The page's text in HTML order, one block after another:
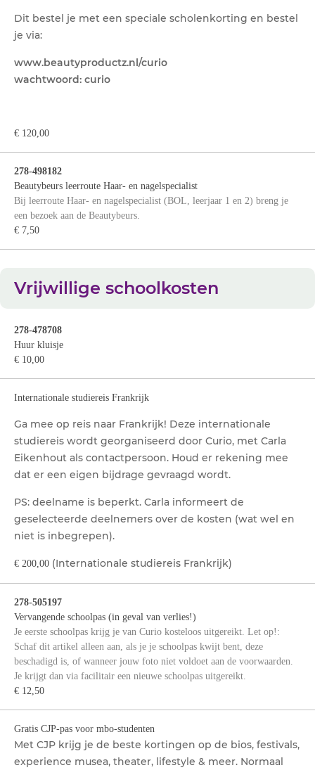
Dit bestel je met een speciale scholenkorting en bestel
je via:
www.beautyproductz.nl/curio
wachtwoord: curio
€ 120,00
278-498182
Beautybeurs leerroute Haar- en nagelspecialist
Bij leerroute Haar- en nagelspecialist (BOL, leerjaar 1 en 2) breng je
een bezoek aan de Beautybeurs.
€ 7,50
Vrijwillige schoolkosten
278-478708
Huur kluisje
€ 10,00
Internationale studiereis Frankrijk
Ga mee op reis naar Frankrijk! Deze internationale
studiereis wordt georganiseerd door Curio, met Carla
Eikenhout als contactpersoon. Houd er rekening mee
dat er een eigen bijdrage gevraagd wordt.
PS: deelname is beperkt. Carla informeert de
geselecteerde deelnemers over de kosten (wat wel en
niet is inbegrepen).
€ 200,00 (Internationale studiereis Frankrijk)
278-505197
Vervangende schoolpas (in geval van verlies!)
Je eerste schoolpas krijg je van Curio kosteloos uitgereikt. Let op!:
Schaf dit artikel alleen aan, als je je schoolpas kwijt bent, deze
beschadigd is, of wanneer jouw foto niet voldoet aan de voorwaarden.
Je krijgt dan via facilitair een nieuwe schoolpas uitgereikt.
€ 12,50
Gratis CJP-pas voor mbo-studenten
Met CJP krijg je de beste kortingen op de bios, festivals,
experience musea, theater, lifestyle & meer. Normaal